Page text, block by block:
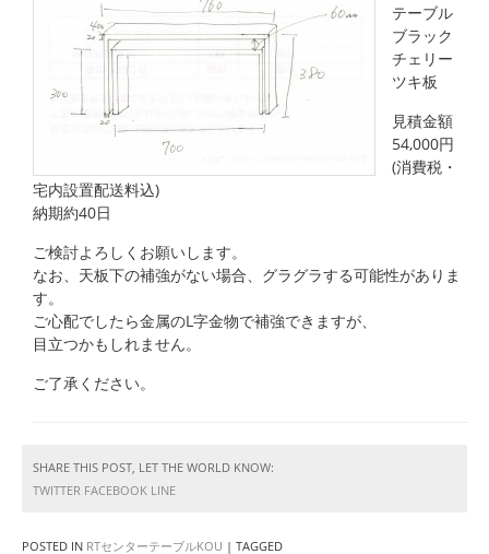
テーブル
ブラック
チェリー
ツキ板
見積金額
54,000円
(消費税・
宅内設置配送料込)
納期約40日
ご検討よろしくお願いします。
なお、天板下の補強がない場合、グラグラする可能性がありま
す。
ご心配でしたら金属のL字金物で補強できますが、
目立つかもしれません。
ご了承ください。
SHARE THIS POST, LET THE WORLD KNOW:
TWITTER FACEBOOK LINE
POSTED IN RTセンターテーブルKOU | TAGGED